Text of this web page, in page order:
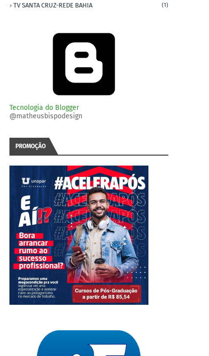
TV SANTA CRUZ-REDE BAHIA (1)
Tecnologia do Blogger
@matheusbispodesign
PROMOÇÃO